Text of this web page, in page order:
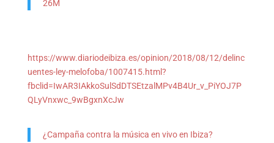
26M
https://www.diariodeibiza.es/opinion/2018/08/12/delinc
uentes-ley-melofoba/1007415.html?
fbclid=IwAR3IAkkoSulSdDTSEtzalMPv4B4Ur_v_PiYOJ7P
QLyVnxwc_9wBgxnXcJw
¿Campaña contra la música en vivo en Ibiza?